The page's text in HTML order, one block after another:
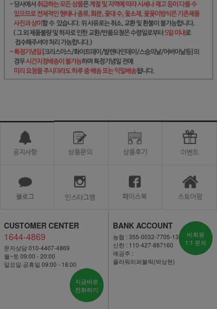
CUSTOMER CENTER
1644-4869
문자상담 010-4407-4869
월~토 09:00 - 20:00
일요일·공휴일 09:00 - 18:00
지금바로
전화하기
BANK ACCOUNT
농협 : 355-0032-7705-13
신한 : 110-427-887160
예금주 :
플라워리퍼블릭(박상현)
비회원
1:1 문의